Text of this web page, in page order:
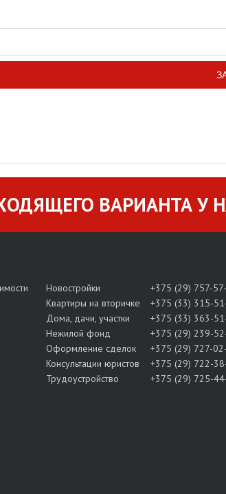
ВАРИАНТА У
Новостройки
+375 (29) 757-
Квартиры на вторичке
+375 (33) 315-
Дома, дачи, участки
+375 (33) 363-
Нежилой фонд
+375 (29) 239-
Оформление сделок
+375 (29) 727-
Консультации юристов
+375 (29) 722-
Трудоустройство
+375 (29) 725-